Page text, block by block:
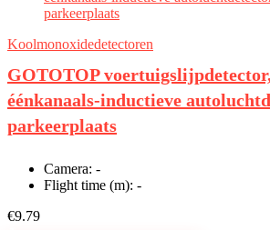
Koolmonoxidedetectoren
GOTOTOP
éénkanaals-inductieve
parkeerplaats
Camera: -
Flight time (m): -
€9.79